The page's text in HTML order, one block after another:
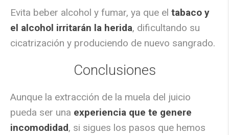
Evita beber alcohol y fumar, ya que el tabaco y
el alcohol irritarán la herida, dificultando su
cicatrización y produciendo de nuevo sangrado.
Conclusiones
Aunque la extracción de la muela del juicio
pueda ser una experiencia que te genere
incomodidad, si sigues los pasos que hemos